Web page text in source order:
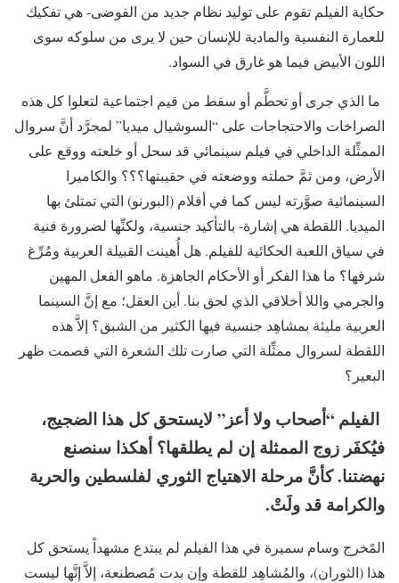
حكاية الفيلم تقوم على توليد نظام جديد من الفوضى- هي تفكيك
للعمارة النفسية والمادية للإنسان حين لا يرى من سلوكه سوى
اللون الأبيض فيما هو غارق في السواد.
ما الذي جرى أو تحطَّم أو سقط من قيم اجتماعية لتعلوا كل هذه
الصراخات والاحتجاجات على “السوشيال ميديا” لمجرَّد أنَّ سروال
الممثِّلة الداخلي في فيلم سينمائي قد سحل أو خلعته ووقع على
الأرض، ومن ثمَّ حملته ووضعته في حقيبتها؟؟؟ والكاميرا
السينمائية صوَّرته ليس كما في أفلام (البورنو) التي تمتلئ بها
الميديا. اللقطة هي إشارة- بالتأكيد جنسية، ولكنِّها لضرورة فنية
في سياق اللعبة الحكائية للفيلم. هل أُهينت القبيلة العربية ومُرِّغ
شرفها؟ ما هذا الفكر أو الأحكام الجاهزة. ماهو الفعل المهين
والجرمي واللا أخلاقي الذي لحق بنا. أين العقل؛ مع إنَّ السينما
العربية مليئة بمشاهِد جنسية فيها الكثير من الشبق؟ إلاَّ هذه
اللقطة لسروال ممثِّلة التي صارت تلك الشعرة التي قصمت ظهر
البعير؟
الفيلم “أصحاب ولا أعز” لايستحق كل هذا الضجيج،
فيُكفَر زوج الممثلة إن لم يطلقها؟ أهكذا سنصنع
نهضتنا. كأنَّ مرحلة الاهتياج الثوري لفلسطين والحرية
والكرامة قد ولَتْ.
المًخرج وسام سميرة في هذا الفيلم لم يبتدع مشهداً يستحق كل
هذا (الثوران)، والمُشاهِد للقطة وإن بدت مُصطنعة، إلاَّ إنَّها ليست